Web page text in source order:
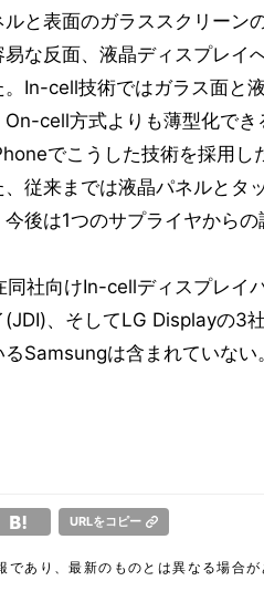
と表面のガラススクリーン
な反面、液晶ディスプレイ
。In-cell技術ではガラス面と
On-cell方式よりも薄型化で
でこうした技術を採用
、従来までは液晶パネルとタ
後は1つのサプライヤから
同社向けIn-cellディスプレイ
(JDI)、そしてLG Displayの3
Samsungは含まれていない。
URLをコピー
あり、最新のものとは異なる場合が